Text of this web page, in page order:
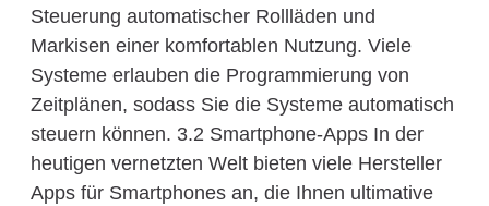
Steuerung automatischer Rollläden und
Markisen einer komfortablen Nutzung. Viele
Systeme erlauben die Programmierung von
Zeitplänen, sodass Sie die Systeme automatisch
steuern können. 3.2 Smartphone-Apps In der
heutigen vernetzten Welt bieten viele Hersteller
Apps für Smartphones an, die Ihnen ultimative